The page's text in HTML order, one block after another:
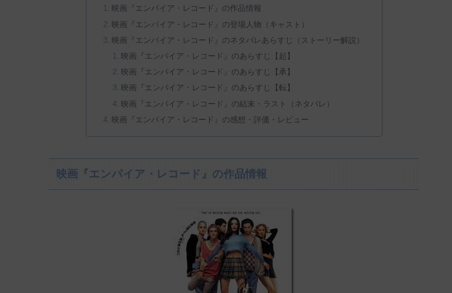
映画『エンパイア・レコード』の作品情報
映画『エンパイア・レコード』の登場人物（キャスト）
映画『エンパイア・レコード』のネタバレあらすじ（ストーリー解説）
映画『エンパイア・レコード』のあらすじ【起】
映画『エンパイア・レコード』のあらすじ【承】
映画『エンパイア・レコード』のあらすじ【転】
映画『エンパイア・レコード』の結末・ラスト（ネタバレ）
映画『エンパイア・レコード』の感想・評価・レビュー
映画『エンパイア・レコード』の作品情報